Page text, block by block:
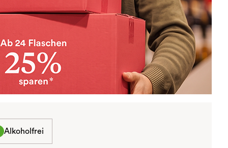
Alkoholfrei